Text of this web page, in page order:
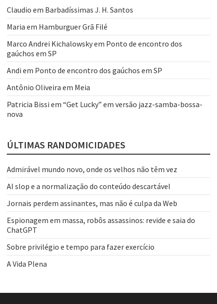
Claudio em Barbadíssimas J. H. Santos
Maria em Hamburguer Grã Filé
Marco Andrei Kichalowskyem Ponto de encontro dos
gaúchos em SP
Andi em Ponto de encontro dos gaúchos em SP
Antônio Oliveira em Meia
Patricia Bissi em “Get Lucky” em versão jazz-samba-bossa-
nova
ÚLTIMAS RANDOMICIDADES
Admirável mundo novo, onde os velhos não têm vez
AI slop e a normalização do conteúdo descartável
Jornais perdem assinantes, mas não é culpa da Web
Espionagem em massa, robôs assassinos: revide e saia do
ChatGPT
Sobre privilégio e tempo para fazer exercício
A Vida Plena